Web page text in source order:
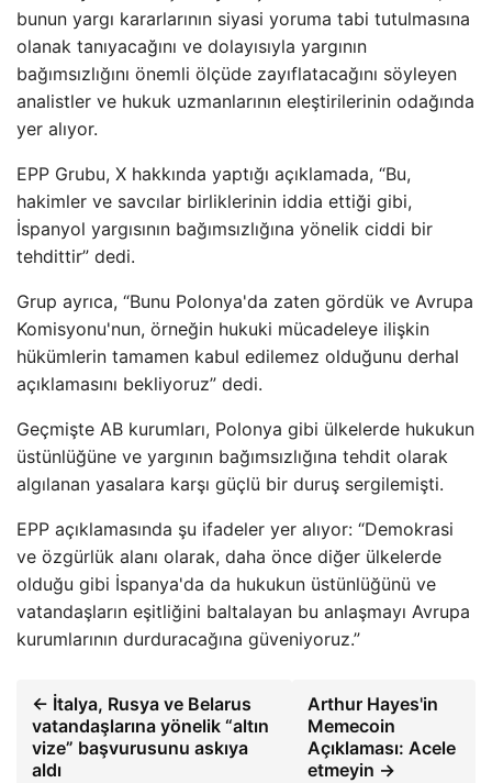
bunun yargı kararlarının siyasi yoruma tabi tutulmasına
olanak tanıyacağını ve dolayısıyla yargının
bağımsızlığını önemli ölçüde zayıflatacağını söyleyen
analistler ve hukuk uzmanlarının eleştirilerinin odağında
yer alıyor.
EPP Grubu, X hakkında yaptığı açıklamada, “Bu,
hakimler ve savcılar birliklerinin iddia ettiği gibi,
İspanyol yargısının bağımsızlığına yönelik ciddi bir
tehdittir” dedi.
Grup ayrıca, “Bunu Polonya'da zaten gördük ve Avrupa
Komisyonu'nun, örneğin hukuki mücadeleye ilişkin
hükümlerin tamamen kabul edilemez olduğunu derhal
açıklamasını bekliyoruz” dedi.
Geçmişte AB kurumları, Polonya gibi ülkelerde hukukun
üstünlüğüne ve yargının bağımsızlığına tehdit olarak
algılanan yasalara karşı güçlü bir duruş sergilemişti.
EPP açıklamasında şu ifadeler yer alıyor: “Demokrasi
ve özgürlük alanı olarak, daha önce diğer ülkelerde
olduğu gibi İspanya'da da hukukun üstünlüğünü ve
vatandaşların eşitliğini baltalayan bu anlaşmayı Avrupa
kurumlarının durduracağına güveniyoruz.”
← İtalya, Rusya ve Belarus
vatandaşlarına yönelik “altın
vize” başvurusunu askıya
aldı
Arthur Hayes'in
Memecoin
Açıklaması: Acele
etmeyin →